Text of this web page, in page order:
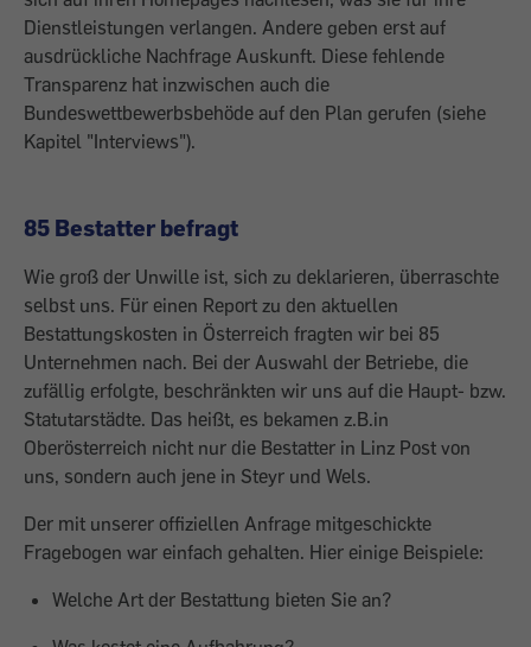
Dienstleistungen verlangen. Andere geben erst auf
ausdrückliche Nachfrage Auskunft. Diese fehlende
Transparenz hat inzwischen auch die
Bundeswettbewerbsbehöde auf den Plan gerufen (siehe
Kapitel "Interviews").
85 Bestatter befragt
Wie groß der Unwille ist, sich zu dekla­rieren, überraschte
selbst uns. Für einen Report zu den aktuellen
Bestattungskosten in Österreich fragten wir bei 85
Unternehmen nach. Bei der Auswahl der Betriebe, die
zufällig erfolgte, beschränkten wir uns auf die Haupt- bzw.
Statutarstädte. Das heißt, es bekamen z.B.in
Oberösterreich nicht nur die Bestatter in Linz Post von
uns, sondern auch jene in Steyr und Wels.
Der mit unserer offiziellen Anfrage mitgeschickte
Fragebogen war einfach gehalten. Hier einige Beispiele:
Welche Art der Bestattung bieten Sie an?